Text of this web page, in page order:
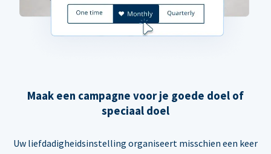
Maak een campagne voor je goede doel of
speciaal doel
Uw liefdadigheidsinstelling organiseert misschien een keer